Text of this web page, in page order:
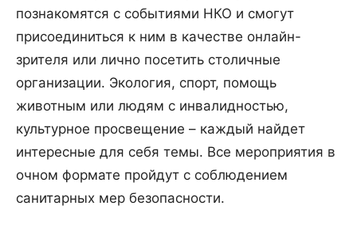
познакомятся с событиями НКО и смогут
присоединиться к ним в качестве онлайн-
зрителя или лично посетить столичные
организации. Экология, спорт, помощь
животным или людям с инвалидностью,
культурное просвещение – каждый найдет
интересные для себя темы. Все мероприятия в
очном формате пройдут с соблюдением
санитарных мер безопасности.